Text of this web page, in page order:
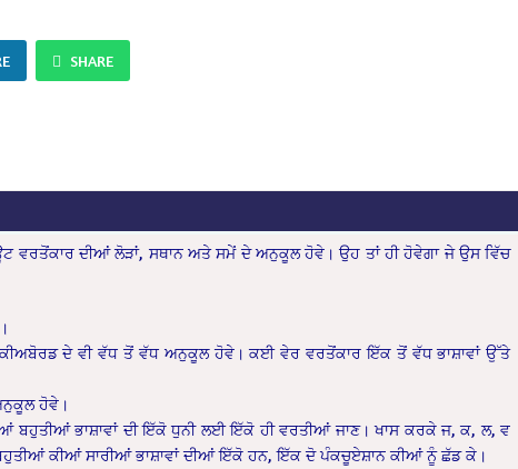
SHARE
ਵਰਤੋਂਕਾਰ ਦੀਆਂ ਲੋੜਾਂ, ਸਥਾਨ ਅਤੇ ਸਮੇਂ ਦੇ ਅਨੁਕੂਲ ਹੋਵੇ। ਉਹ ਤਾਂ ਹੀ ਹੋਵੇਗਾ ਜੇ ਉਸ ਵਿੱਚ
ਕੀਅਬੋਰਡ ਦੇ ਵੀ ਵੱਧ ਤੋਂ ਵੱਧ ਅਨੁਕੂਲ ਹੋਵੇ। ਕਈ ਵੇਰ ਵਰਤੋਂਕਾਰ ਇੱਕ ਤੋਂ ਵੱਧ ਭਾਸ਼ਾਵਾਂ ਉੱਤੇ
ਹੋਵੇ।
ਬਹੁਤੀਆਂ ਭਾਸ਼ਾਵਾਂ ਦੀ ਇੱਕੋ ਧੁਨੀ ਲਈ ਇੱਕੋ ਹੀ ਵਰਤੀਆਂ ਜਾਣ। ਖਾਸ ਕਰਕੇ ਜ, ਕ, ਲ, ਵ
ਕੀਆਂ ਸਾਰੀਆਂ ਭਾਸ਼ਾਵਾਂ ਦੀਆਂ ਇੱਕੋ ਹਨ, ਇੱਕ ਦੋ ਪੰਕਚੂਏਸ਼ਾਨ ਕੀਆਂ ਨੂੰ ਛੱਡ ਕੇ।